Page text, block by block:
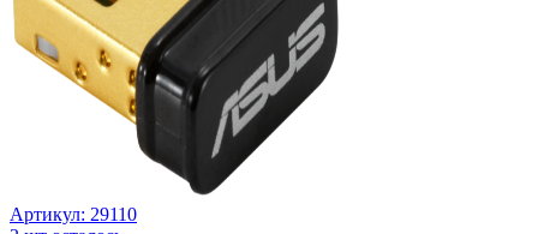
Артикул: 29110